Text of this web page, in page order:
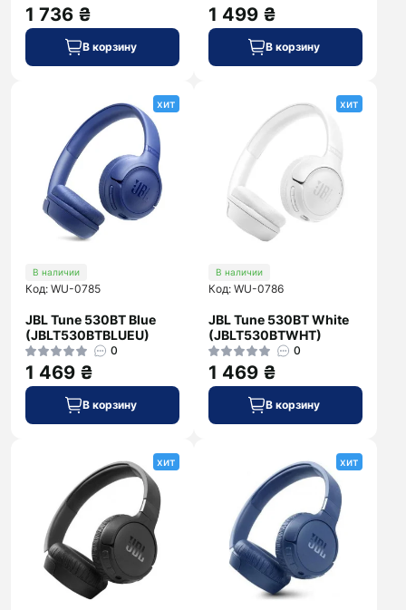
1 736 ₴
В корзину
1 499 ₴
В корзину
хит
В наличии
Код: WU-0785
JBL Tune 530BT Blue
(JBLT530BTBLUEU)
0
1 469 ₴
В корзину
хит
В наличии
Код: WU-0786
JBL Tune 530BT White
(JBLT530BTWHT)
0
1 469 ₴
В корзину
хит хит